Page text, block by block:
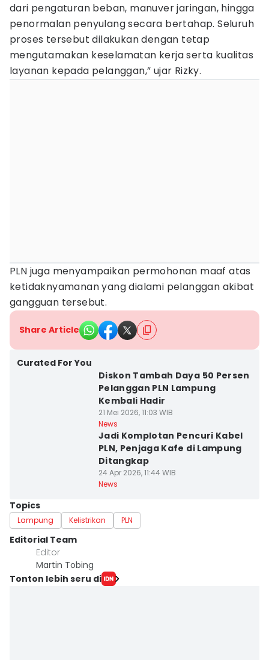
dari pengaturan beban, manuver jaringan, hingga
penormalan penyulang secara bertahap. Seluruh
proses tersebut dilakukan dengan tetap
mengutamakan keselamatan kerja serta kualitas
layanan kepada pelanggan,” ujar Rizky.
PLN juga menyampaikan permohonan maaf atas
ketidaknyamanan yang dialami pelanggan akibat
gangguan tersebut.
Share Article
Curated For You
Diskon Tambah Daya 50 Persen
Pelanggan PLN Lampung
Kembali Hadir
21 Mei 2026, 11:03 WIB
News
Jadi Komplotan Pencuri Kabel
PLN, Penjaga Kafe di Lampung
Ditangkap
24 Apr 2026, 11:44 WIB
News
Topics
Lampung Kelistrikan PLN
Editorial Team
Editor
Martin Tobing
Tonton lebih seru di